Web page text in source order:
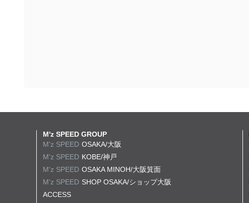
M'z SPEED GROUP
M'z SPEED OSAKA/大阪
M'z SPEED KOBE/神戸
M'z SPEED OSAKA MINOH/大阪箕面
M'z SPEED SHOP OSAKA/ショップ大阪
ACCESS